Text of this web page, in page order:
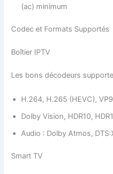
(ac) minimum
Codec et Formats Supportés
Boîtier IPTV
Les bons décodeurs
H.264, H.265 (HEVC),
Dolby Vision, HDR10,
Audio : Dolby Atmos,
Smart TV